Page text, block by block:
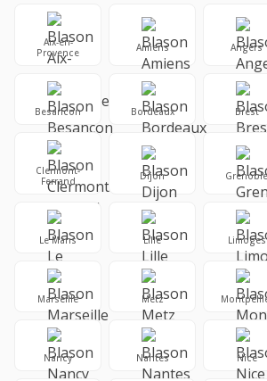
Aix-en-
Provence
Amiens Angers
Besancon Bordeaux Brest
Clermont-
Ferrand
Dijon Grenoble
Le Mans Lille Limoges
Marseille Metz
Nancy Nantes Nice